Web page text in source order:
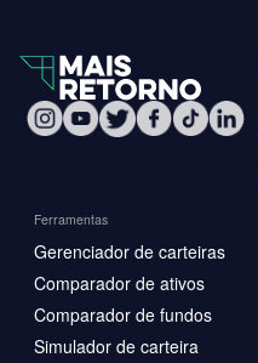
Ferramentas
Gerenciador de carteiras
Comparador de ativos
Comparador de fundos
Simulador de carteira